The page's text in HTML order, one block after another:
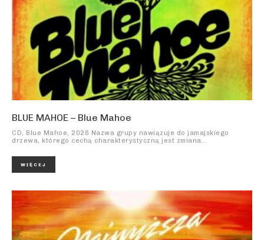
BLUE MAHOE – Blue Mahoe
CD, Blue Mahoe, 2026 Nazwa grupy nawiązuje do jamajskiego
drzewa, którego cechą charakterystyczną jest zmiana...
WIĘCEJ